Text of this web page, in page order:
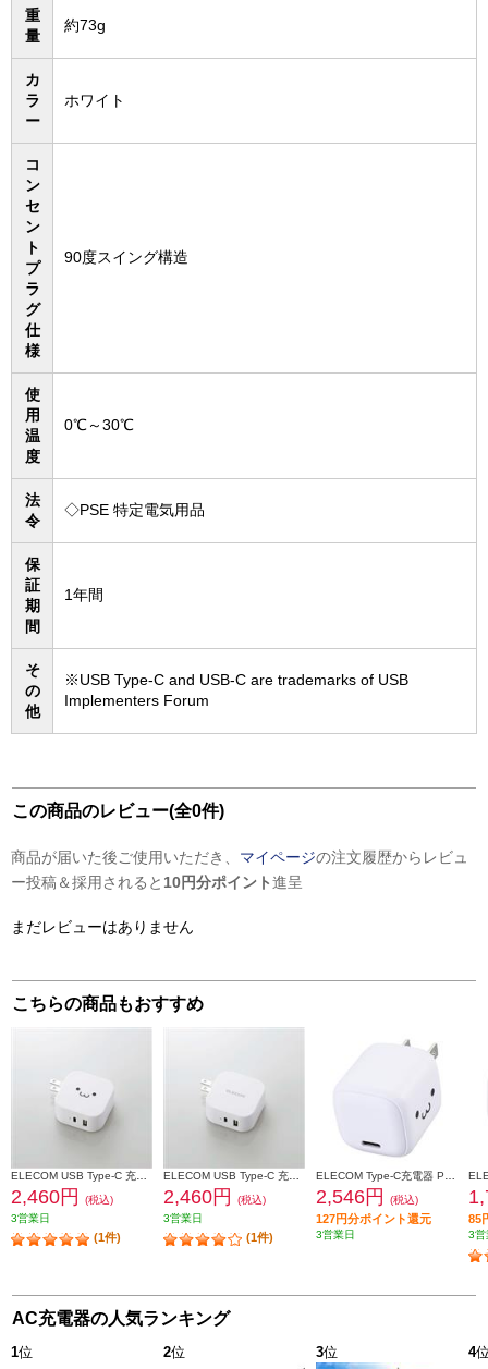
重
量
約73g
カ
ラ
ー
ホワイト
コ
ン
セ
ン
ト
プ
ラ
グ
仕
様
90度スイング構造
使
用
温
度
0℃～30℃
法
令
◇PSE 特定電気用品
保
証
期
間
1年間
そ
の
他
※USB Type-C and USB-C are trademarks of USB
Implementers Forum
この商品のレビュー(全0件)
商品が届いた後ご使用いただき、 マイページの注文履歴からレビュ
ー投稿＆採用されると 10円分ポイント進呈
まだレビューはありません
こちらの商品もおすすめ
2,460円
(税込)
3営業日
(1件)
2,460円
(税込)
3営業日
(1件)
2,546円 (税込)
127円分ポイント還元
3営業日
85
3営
AC充電器の人気ランキング
1位 2位 3位 4